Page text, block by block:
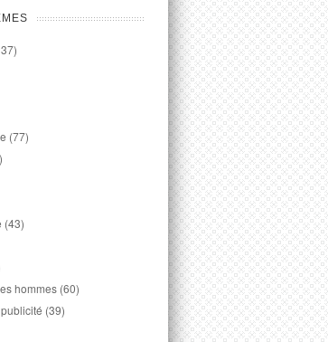
(77)
(43)
hommes (60)
(39)